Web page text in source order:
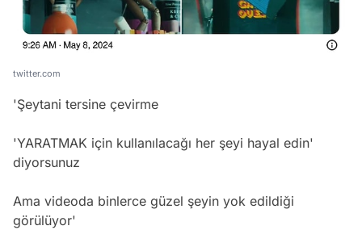
twitter.com
'Şeytani tersine çevirme
'YARATMAK için kullanılacağı her şeyi hayal edin'
diyorsunuz
Ama videoda binlerce güzel şeyin yok edildiği
görülüyor'